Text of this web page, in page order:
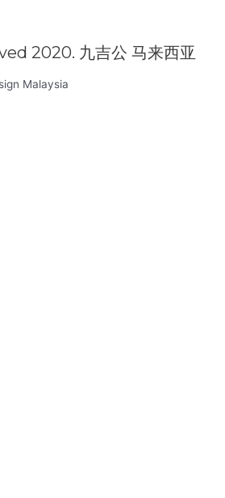
2020. 九吉公 马来西亚
Malaysia